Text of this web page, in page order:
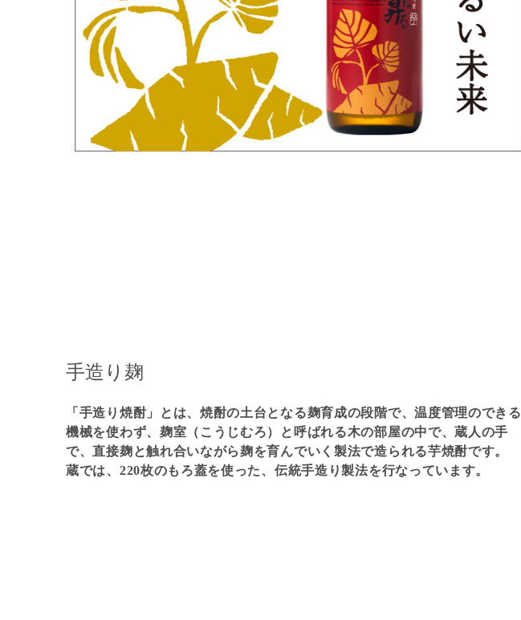
手造り麹
「手造り焼酎」とは、焼酎の土台となる麹育成の段階で、温度管理のできる
機械を使わず、麹室（こうじむろ）と呼ばれる木の部屋の中で、蔵人の手
で、直接麹と触れ合いながら麹を育んでいく製法で造られる芋焼酎です。
蔵では、220枚のもろ蓋を使った、伝統手造り製法を行なっています。